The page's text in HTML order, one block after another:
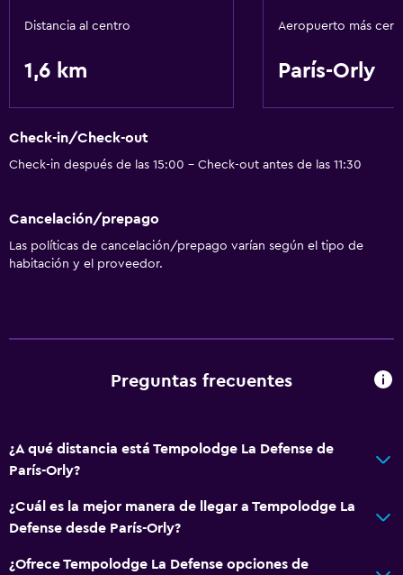
Distancia al centro
1,6 km
Aeropuerto más
París-Orly
Check-in/Check-out
Check-in después de las 15:00 - Check-out antes de las 11:30
Cancelación/prepago
Las políticas de cancelación/prepago varían según el tipo de
habitación y el proveedor.
Preguntas frecuentes
¿A qué distancia está Tempolodge La Defense de
París-Orly?
¿Cuál es la mejor manera de llegar a Tempolodge La
Defense desde París-Orly?
¿Ofrece Tempolodge La Defense opciones de